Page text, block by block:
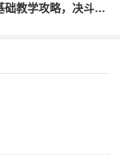
决斗之城基础教学攻略，决斗之城教学攻略2111